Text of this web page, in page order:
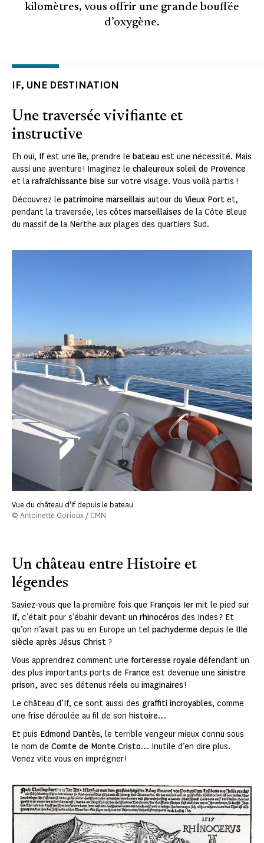
kilomètres, vous offrir une grande bouffée
d’oxygène.
IF, UNE DESTINATION
Une traversée vivifiante et
instructive
Eh oui, Ifest uneîle, prendre le bateau est une nécessité. Mais
aussi une aventure ! Imaginez le chaleureux soleil de Provence
et la rafraîchissante bise sur votre visage. Vous voilà partis !
Découvrez le patrimoine marseillais autour du Vieux Port et,
pendant la traversée, les côtes marseillaises de la Côte Bleue
du massif de la Nerthe aux plages des quartiers Sud.
Vue du château d'If depuis le bateau
© Antoinette Gorioux / CMN
Un château entre Histoire et
légendes
Saviez-vous que la première fois que François Ier mit le pied sur
If, c’était pour s’ébahir devant un rhinocéros des Indes ? Et
qu’on n’avait pas vu en Europe un tel pachyderme depuis le IIIe
siècle après Jésus Christ ?
Vous apprendrez comment une forteresse royale défendant un
des plus importants ports de France est devenue une sinistre
prison, avec ses détenus réels ou imaginaires!
Le château d’If, ce sont aussi des graffiti incroyables, comme
une frise déroulée au fil de son histoire…
Et puis Edmond Dantès, le terrible vengeur mieux connu sous
le nom de Comte de Monte Cristo… Inutile d’en dire plus.
Venez vite vous en imprégner !